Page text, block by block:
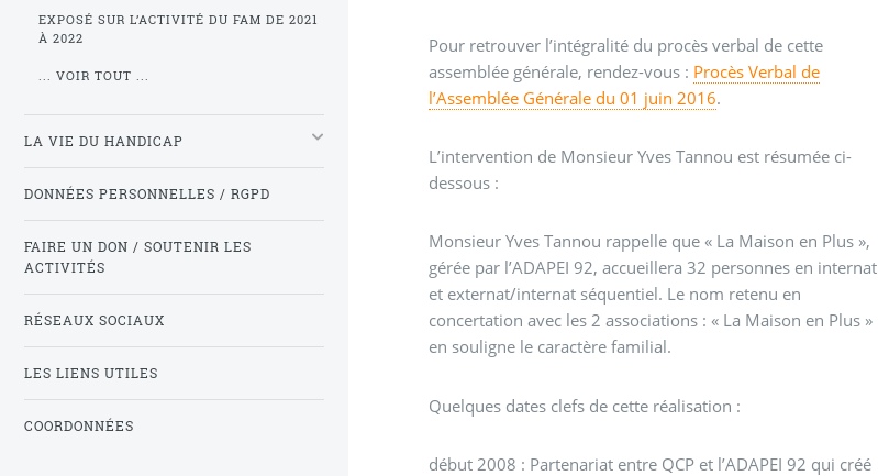
Pour retrouver l’intégralité du procès verbal de cette
assemblée générale, rendez-vous : Procès Verbal de
l’Assemblée Générale du 01 juin 2016.
L’intervention de Monsieur Yves Tannou est résumée ci-
dessous :
Monsieur Yves Tannou rappelle que « La Maison en Plus »,
gérée par l’ADAPEI 92, accueillera 32 personnes en internat
et externat/internat séquentiel. Le nom retenu en
concertation avec les 2 associations : « La Maison en Plus »
en souligne le caractère familial.
Quelques dates clefs de cette réalisation :
début 2008 : Partenariat entre QCP et l’ADAPEI 92 qui créé
EXPOSÉ SUR L’ACTIVITÉ DU FAM DE 2021
À 2022
... VOIR TOUT ...
LA VIE DU HANDICAP
DONNÉES PERSONNELLES / RGPD
FAIRE UN DON / SOUTENIR LES
ACTIVITÉS
RÉSEAUX SOCIAUX
LES LIENS UTILES
COORDONNÉES